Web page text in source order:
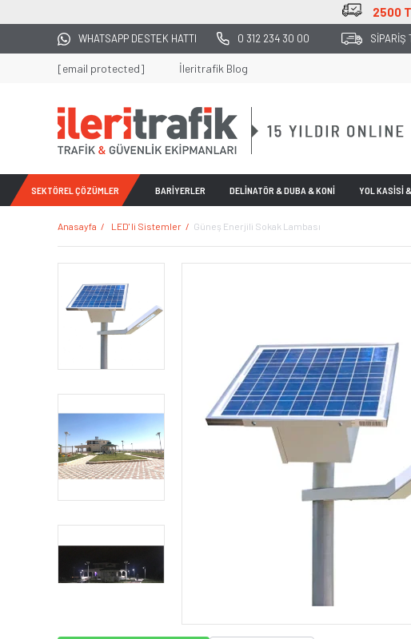
2500 TL ÜZERİ TÜM
WHATSAPP DESTEK HATTI 0 312 234 30 00 SİPARİŞ
[email protected] İleritrafik Blog
SEKTÖREL ÇÖZÜMLER BARİYERLER DELİNATÖR & DUBA & KONİ YOL KASİSİ
Anasayfa LED' li Sistemler Güneş Enerjili Sokak Lambası